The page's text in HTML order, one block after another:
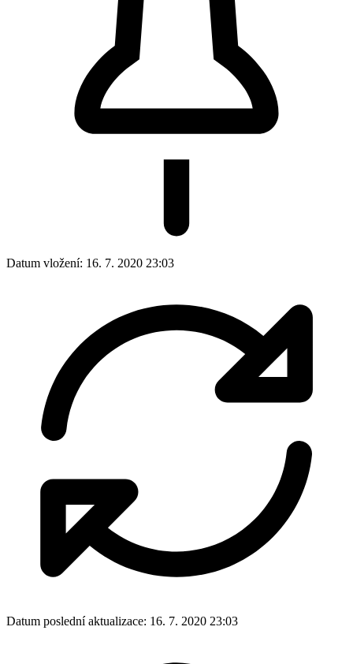
Datum vložení: 16. 7. 2020 23:03
Datum poslední aktualizace: 16. 7. 2020 23:03